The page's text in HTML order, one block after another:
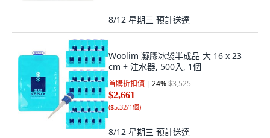
8/12 星期三 預計送達
Woolim 凝膠冰袋半成品 大 16 x 23
cm + 注水器, 500入, 1個
首購折扣價 24%$3,525
$2,661
($5.32/1個)
8/12 星期三 預計送達